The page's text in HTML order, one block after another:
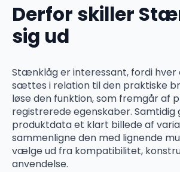
Derfor skiller
sig ud
Stænklåg er interessant, fordi hver
sættes i relation til den praktiske
løse den funktion, som fremgår af
registrerede egenskaber. Samtidig
produktdata et klart billede af
sammenligne den med lignende
vælge ud fra kompatibilitet,
anvendelse.